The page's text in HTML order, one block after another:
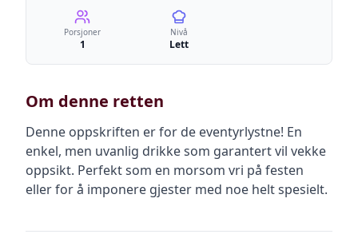
Porsjoner
1
Nivå
Lett
Om denne retten
Denne oppskriften er for de eventyrlystne! En
enkel, men uvanlig drikke som garantert vil vekke
oppsikt. Perfekt som en morsom vri på festen
eller for å imponere gjester med noe helt spesielt.